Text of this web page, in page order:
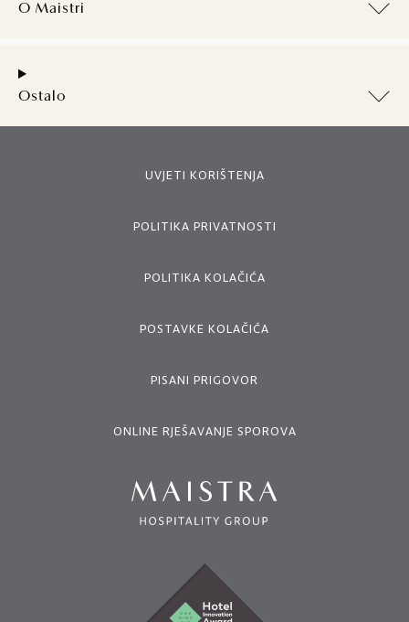
O Maistri
Ostalo
UVJETI KORIŠTENJA
POLITIKA PRIVATNOSTI
POLITIKA KOLAČIĆA
POSTAVKE KOLAČIĆA
PISANI PRIGOVOR
ONLINE RJEŠAVANJE SPOROVA